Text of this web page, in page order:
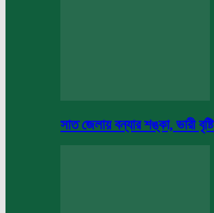
সাত জেলায় বন্যার শঙ্কা, ভারী